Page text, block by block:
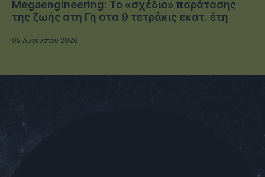
Megaengineering: Το «σχέδιο» παράτασης
της ζωής στη Γη στα 9 τετράκις εκατ. έτη
05 Αυγούστου 2026